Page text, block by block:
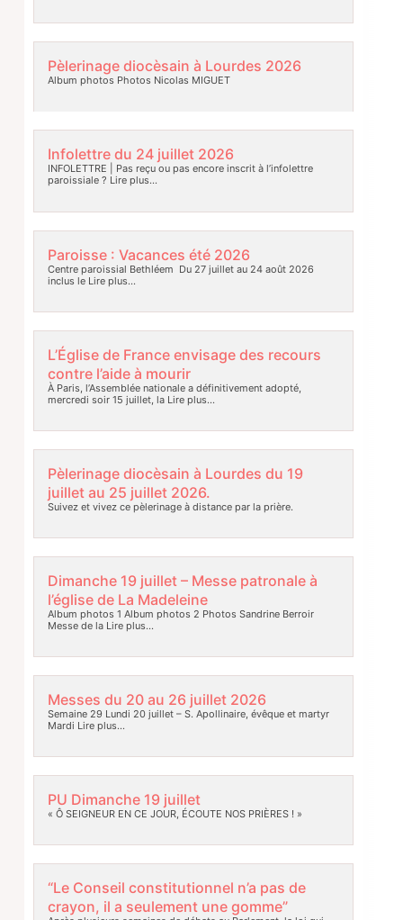
Pèlerinage diocèsain à Lourdes 2026
Album photos Photos Nicolas MIGUET
Infolettre du 24 juillet 2026
INFOLETTRE | Pas reçu ou pas encore inscrit à l’infolettre
paroissiale ? Lire plus…
Paroisse : Vacances été 2026
Centre paroissial Bethléem Du 27 juillet au 24 août 2026
inclus leLire plus…
L’Église de France envisage des recours
contre l’aide à mourir
À Paris, l’Assemblée nationale a définitivement adopté,
mercredi soir 15 juillet, laLire plus…
Pèlerinage diocèsain à Lourdes du 19
juillet au 25 juillet 2026.
Suivez et vivez ce pèlerinage à distance par la prière.
Dimanche 19 juillet – Messe patronale à
l’église de La Madeleine
Album photos 1 Album photos 2 Photos Sandrine Berroir
Messe de laLire plus…
Messes du 20 au 26 juillet 2026
Semaine 29 Lundi 20 juillet – S. Apollinaire, évêque et martyr
Mardi Lire plus…
PU Dimanche 19 juillet
« Ô SEIGNEUR EN CE JOUR, ÉCOUTE NOS PRIÈRES ! »
“Le Conseil constitutionnel n’a pas de
crayon, il a seulement une gomme”